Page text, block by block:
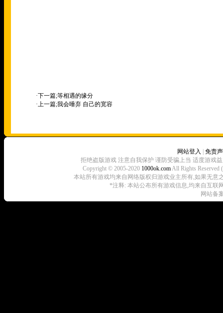
·下一篇;等相遇的缘分
·上一篇;我会唾弃 自己的宽容
网站登入
免责
拒绝盗版游戏 注意自我保护 谨防受骗上当 适度游戏
Copyright © 2005-2020 1000ok.comAll Rights
本站所有游戏均来自网络版权归游戏业主所有,如果无意
*注释: 本站公布所有游戏信息,均来自互联
网站备